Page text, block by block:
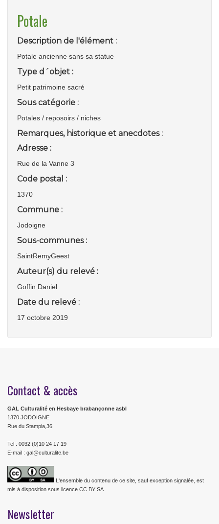
Potale
Description de l'élément :
Potale ancienne sans sa statue
Type d´objet :
Petit patrimoine sacré
Sous catégorie :
Potales / reposoirs / niches
Remarques, historique et anecdotes :
Adresse :
Rue de la Vanne 3
Code postal :
1370
Commune :
Jodoigne
Sous-communes :
SaintRemyGeest
Auteur(s) du relevé :
Goffin Daniel
Date du relevé :
17 octobre 2019
Contact & accès
GAL Culturalité en Hesbaye brabançonne asbl
1370 JODOIGNE
Rue du Stampia,36
Tel : 0032 (0)10 24 17 19
E-mail : gal@culturalite.be
L'ensemble du contenu de ce site, sauf exception signalée, est
mis à disposition sous licence CC BY SA
Newsletter